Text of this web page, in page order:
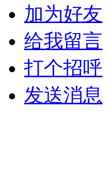
加为好友
给我留言
打个招呼
发送消息